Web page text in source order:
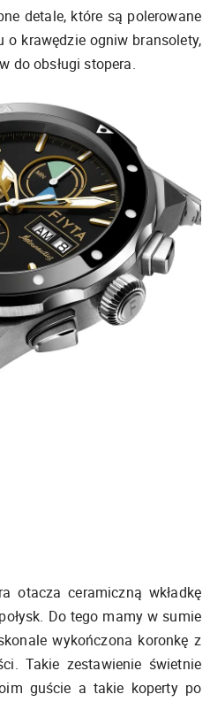
detale, które są polerowane
o krawędzie ogniw bransolety,
do obsługi stopera.
otacza ceramiczną wkładkę
Do tego mamy w sumie
wykończona koronkę z
Takie zestawienie świetnie
guście a takie koperty po